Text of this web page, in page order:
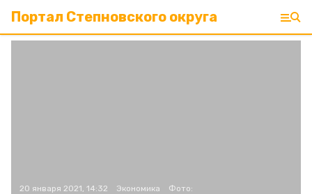
Портал Степновского округа
20 января 2021, 14:32 Экономика Фото: